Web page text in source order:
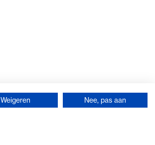
Weigeren Nee, pas aan